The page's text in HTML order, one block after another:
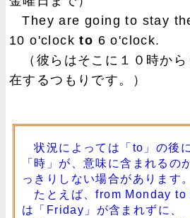
They are going to stay
10 o'clockto 6 o'clock.
（彼らはそこに１０時から
在するつもりです。）
状況によっては「to」の後に
「時」が、意味に含まれるの
っきりしない場合があります。
たとえば、from Monday to
は「Friday」が含まれずに、